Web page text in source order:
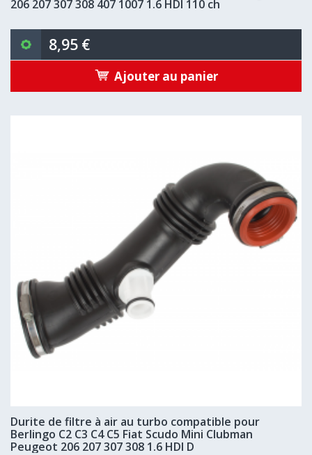
206 207 307 308 407 1007 1.6 HDI 110 ch
8,95 €
Ajouter au panier
Durite de filtre à air au turbo compatible pour
Berlingo C2 C3 C4 C5 Fiat Scudo Mini Clubman
Peugeot 206 207 307 308 1.6 HDI D